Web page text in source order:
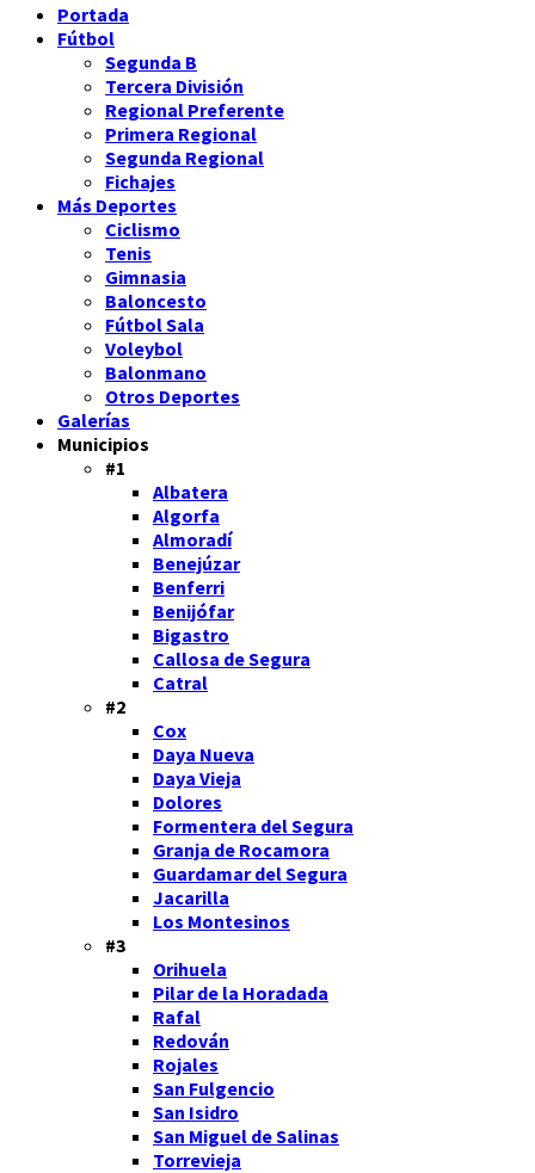
Portada
Fútbol
Segunda B
Tercera División
Regional Preferente
Primera Regional
Segunda Regional
Fichajes
Más Deportes
Ciclismo
Tenis
Gimnasia
Baloncesto
Fútbol Sala
Voleybol
Balonmano
Otros Deportes
Galerías
Municipios
#1
Albatera
Algorfa
Almoradí
Benejúzar
Benferri
Benijófar
Bigastro
Callosa de Segura
Catral
#2
Cox
Daya Nueva
Daya Vieja
Dolores
Formentera del Segura
Granja de Rocamora
Guardamar del Segura
Jacarilla
Los Montesinos
#3
Orihuela
Pilar de la Horadada
Rafal
Redován
Rojales
San Fulgencio
San Isidro
San Miguel de Salinas
Torrevieja